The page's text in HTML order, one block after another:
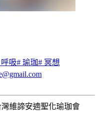
呼吸# 瑜珈# 冥想
灣維諦安遖聖化瑜珈會